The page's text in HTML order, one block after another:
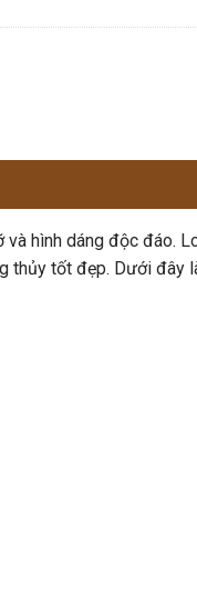
hình dáng độc đáo.
thủy tốt đẹp. Dưới đây